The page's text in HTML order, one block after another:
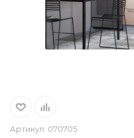
Артикул: 070705